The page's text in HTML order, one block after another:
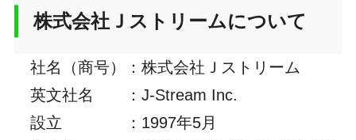
株式会社Ｊストリームについて
社名（商号） ： 株式会社Ｊストリーム
英文社名
： J-Stream Inc.
設立
： 1997年5月